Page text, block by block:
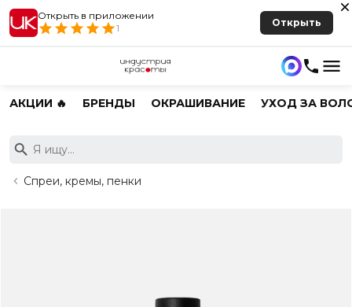
Открыть в приложении
1
Открыть
АКЦИИ 🔥 БРЕНДЫ ОКРАШИВАНИЕ УХОД ЗА
Спреи, кремы, пенки